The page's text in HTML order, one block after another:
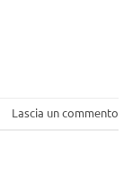
Lascia un commento